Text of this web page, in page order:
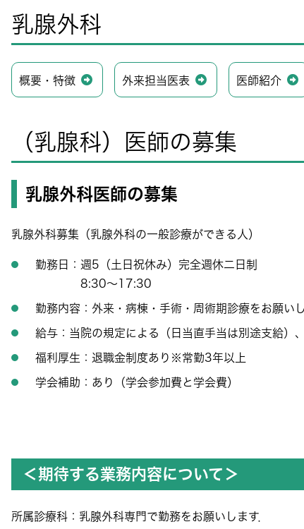
乳腺外科
概要・特徴 外来担当医表 医師紹介
（乳腺科）医師の募集
乳腺外科医師の募集
乳腺外科募集（乳腺外科の一般診療ができる人）
勤務日：週5（土日祝休み）完全週休二日制
8:30～17:30
勤務内容：外来・病棟・手術・周術期診療をお願いし
給与：当院の規定による（日当直手当は別途支給）
福利厚生：退職金制度あり※常勤3年以上
学会補助：あり（学会参加費と学会費）
＜期待する業務内容について＞
所属診療科：乳腺外科専門で勤務をお願いします．